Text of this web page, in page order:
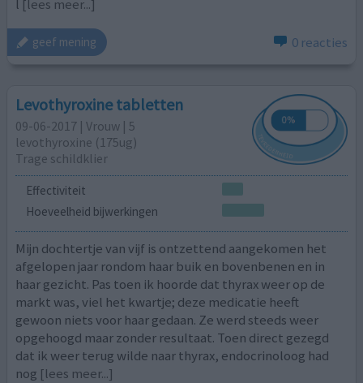
l [lees meer...]
geef mening 0 reacties
Levothyroxine tabletten
09-06-2017 | Vrouw | 5
levothyroxine (175ug)
Trage schildklier
Effectiviteit
Hoeveelheid bijwerkingen
Mijn dochtertje van vijf is ontzettend aangekomen het
afgelopen jaar rondom haar buik en bovenbenen en in
haar gezicht. Pas toen ik hoorde dat thyrax weer op de
markt was, viel het kwartje; deze medicatie heeft
gewoon niets voor haar gedaan. Ze werd steeds weer
opgehoogd maar zonder resultaat. Toen direct gezegd
dat ik weer terug wilde naar thyrax, endocrinoloog had
nog [lees meer...]